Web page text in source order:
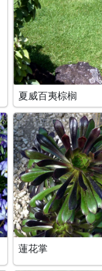
夏威百夷棕榈
蓮花掌